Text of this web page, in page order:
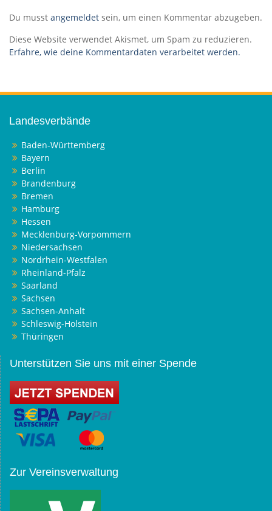
Du musst angemeldet sein, um einen Kommentar abzugeben.
Diese Website verwendet Akismet, um Spam zu reduzieren.
Erfahre, wie deine Kommentardaten verarbeitet werden.
Landesverbände
Baden-Württemberg
Bayern
Berlin
Brandenburg
Bremen
Hamburg
Hessen
Mecklenburg-Vorpommern
Niedersachsen
Nordrhein-Westfalen
Rheinland-Pfalz
Saarland
Sachsen
Sachsen-Anhalt
Schleswig-Holstein
Thüringen
Unterstützen Sie uns mit einer Spende
Zur Vereinsverwaltung